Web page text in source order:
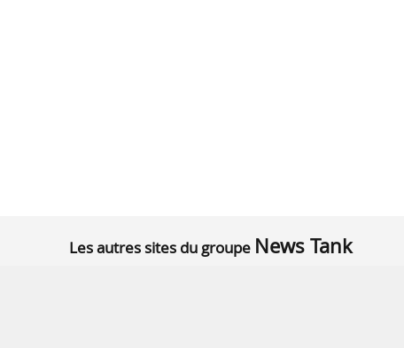
Les autres sites du groupe News Tank